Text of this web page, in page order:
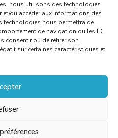
nous utilisons des technologies
ou accéder aux informations des
technologies nous permettra de
de navigation ou les ID
consentir ou de retirer son
sur certaines caractéristiques et